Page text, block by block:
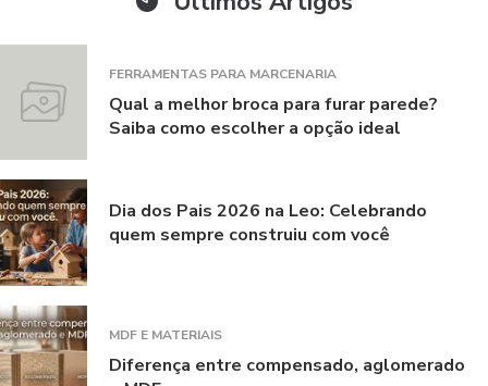
FERRAMENTAS PARA MARCENARIA
Qual a melhor broca para furar parede?
Saiba como escolher a opção ideal
Dia dos Pais 2026 na Leo: Celebrando
quem sempre construiu com você
MDF E MATERIAIS
Diferença entre compensado, aglomerado